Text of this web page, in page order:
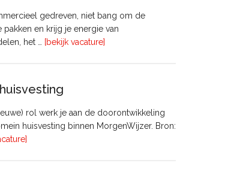
gedreven, niet bang om de
pakken en krijg je energie van
het …
[bekijk vacature]
rol werk je aan de doorontwikkeling
huisvesting binnen MorgenWijzer. Bron: